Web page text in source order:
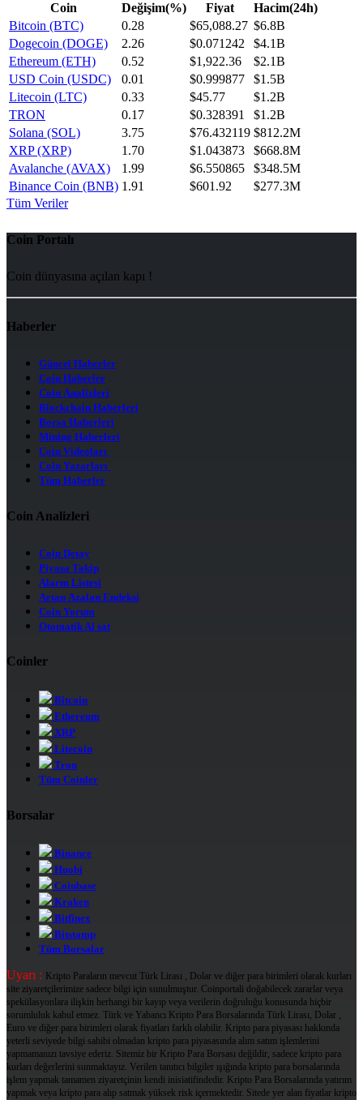
Coin Değişim(%) Fiyat
Hacim(24h)
Bitcoin (BTC)
0.28 $65,088.27 $6.8B
Dogecoin (DOGE)
2.26 $0.071242
$4.1B
Ethereum (ETH)
0.52 $1,922.36
$2.1B
USD Coin (USDC)
0.01 $0.999877
$1.5B
Litecoin (LTC)
0.33 $45.77
$1.2B
TRON
0.17 $0.328391
$1.2B
Solana (SOL)
3.75 $76.432119 $812.2M
XRP (XRP)
1.70 $1.043873
$668.8M
Avalanche (AVAX)
1.99 $6.550865
$348.5M
Binance Coin (BNB) 1.91 $601.92
$277.3M
Tüm Veriler
Coin Portalı
Coin dünyasına açılan kapı !
Haberler
Güncel Haberler
Coin Haberler
Coin Analizleri
Blockchain Haberleri
Borsa Haberleri
Mining Haberleri
Coin Videoları
Coin Yazarları
Tüm Haberler
Coin Analizleri
Coin Detay
Piyasa Takip
Alarm Listesi
Artan Azalan Endeksi
Coin Yorum
Otomatik Al sat
Coinler
Bitcoin
Ethereum
XRP
Litecoin
Tron
Tüm Coinler
Borsalar
Binance
Huobi
Coinbase
Kraken
Bitfinex
Bitstamp
Tüm Borsalar
Uyarı : Kripto Paraların mevcut Türk Lirası , Dolar ve diğer para birimleri olarak kurları
site ziyaretçilerimize sadece bilgi için sunulmuştur. Coinportali doğabilecek zararlar veya
spekülasyonlara ilişkin herhangi bir kayıp veya verilerin doğruluğu konusunda hiçbir
sorumluluk kabul etmez. Türk ve Yabancı Kripto Para Borsalarında Türk Lirası, Dolar ,
Euro ve diğer para birimleri olarak fiyatları farklı olabilir. Kripto para piyasası hakkında
yeterli seviyede bilgi sahibi olmadan kripto para piyasasında alım satım işlemlerini
yapmamanızı tavsiye ederiz. Sitemiz bir Kripto Para Borsası değildir, sadece kripto para
kurları değerlerini sunmaktayız. Verilen tanıtıcı bilgiler ışığında kripto para borsalarında
işlem yapmak tamamen ziyaretçinin kendi inisiatifindedir. Kripto Para Borsalarında yatırım
yapmak veya kripto para alıp satmak yüksek risk içermektedir. Sitede yer alan fiyatlar kripto